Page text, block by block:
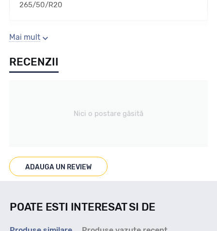
265/50/R20
Sezon
Vara
Marcaje
Mai mult
RECENZII
Nici o postare găsită
ADAUGA UN REVIEW
POATE ESTI INTERESAT SI DE